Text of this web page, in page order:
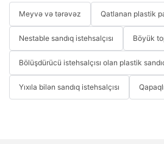
Meyvə və tərəvəz Qatlanan plastik
Nestable sandıq istehsalçısı Böyük
Bölüşdürücü istehsalçısı olan plastik
Yıxıla bilən sandıq istehsalçısı